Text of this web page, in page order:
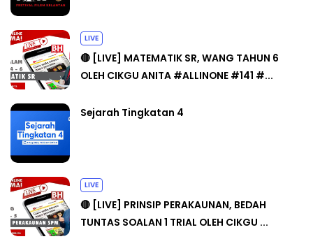
LIVE
🔴 [LIVE] MATEMATIK SR, WANG TAHUN 6
OLEH CIKGU ANITA #ALLINONE #141 #...
Sejarah Tingkatan 4
LIVE
🔴 [LIVE] PRINSIP PERAKAUNAN, BEDAH
TUNTAS SOALAN 1 TRIAL OLEH CIKGU ...